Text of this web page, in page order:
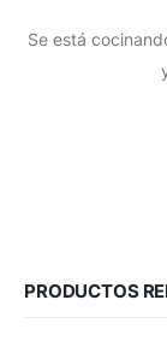
Se está
PRODUCTOS